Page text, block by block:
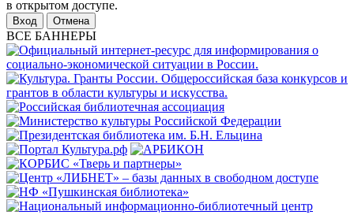
в открытом доступе.
Отмена
ВСЕ БАННЕРЫ